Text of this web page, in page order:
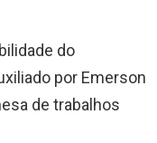
do
por Emerson
de trabalhos